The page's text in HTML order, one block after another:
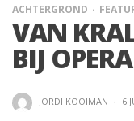
ACHTERGROND
VAN
BIJ
JORDI KOOIMAN · 6